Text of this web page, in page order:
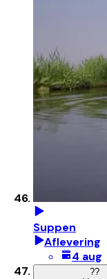
Suppen
Aflevering
4 aug
??